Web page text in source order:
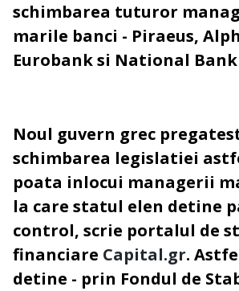
schimbarea tuturor
marile banci - Piraeus,
Eurobank si National Bank
Noul guvern grec
schimbarea legislatiei
poata inlocui managerii
la care statul elen detine
control, scrie portalul de
financiare Capital.gr.
detine - prin Fondul de